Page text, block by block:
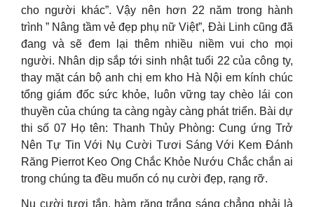
cho người khác”. Vậy nên hơn 22 năm trong hành
trình ” Nâng tầm vẻ đẹp phụ nữ Việt”, Đài Linh cũng đã
đang và sẽ đem lại thêm nhiều niềm vui cho mọi
người. Nhân dịp sắp tới sinh nhật tuổi 22 của công ty,
thay mặt cán bộ anh chị em kho Hà Nội em kính chúc
tổng giám đốc sức khỏe, luôn vững tay chèo lái con
thuyền của chúng ta càng ngày càng phát triển. Bài dự
thi số 07 Họ tên: Thanh Thủy Phòng: Cung ứng Trở
Nên Tự Tin Với Nụ Cười Tươi Sáng Với Kem Đánh
Răng Pierrot Keo Ong Chắc Khỏe Nướu Chắc chắn ai
trong chúng ta đều muốn có nụ cười đẹp, rạng rỡ.
Nụ cười tươi tắn, hàm răng trắng sáng chẳng phải là